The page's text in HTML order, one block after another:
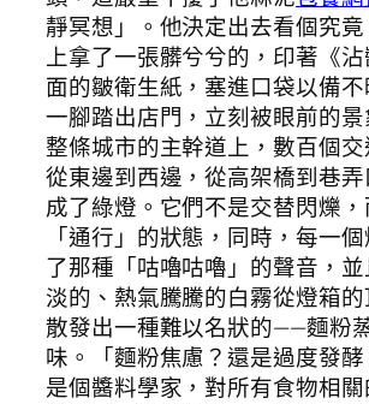
靜冥想」。他決定出去看個究
上拿了一張髒兮兮的，印著《
面的皺衛生紙，塞進口袋以備
一腳踏出店門，立刻被眼前的景
整條城市的主幹道上，數百個交
從東邊到西邊，從高架橋到巷
成了綠燈。它們不是交替閃爍
「通行」的狀態，同時，每一
了那種「咕嚕咕嚕」的聲音，
淡的、熱氣騰騰的白霧從燈箱的
散發出一種難以名狀的——麵粉
味。「麵粉焦慮？還是過度發
是個醬料學家，對所有食物相